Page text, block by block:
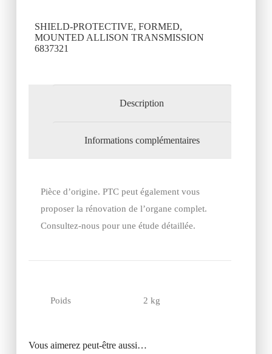
SHIELD-PROTECTIVE, FORMED,
MOUNTED ALLISON TRANSMISSION
6837321
Description
Informations complémentaires
Pièce d’origine. PTC peut également vous
proposer la rénovation de l’organe complet.
Consultez-nous pour une étude détaillée.
Poids 2 kg
Vous aimerez peut-être aussi…